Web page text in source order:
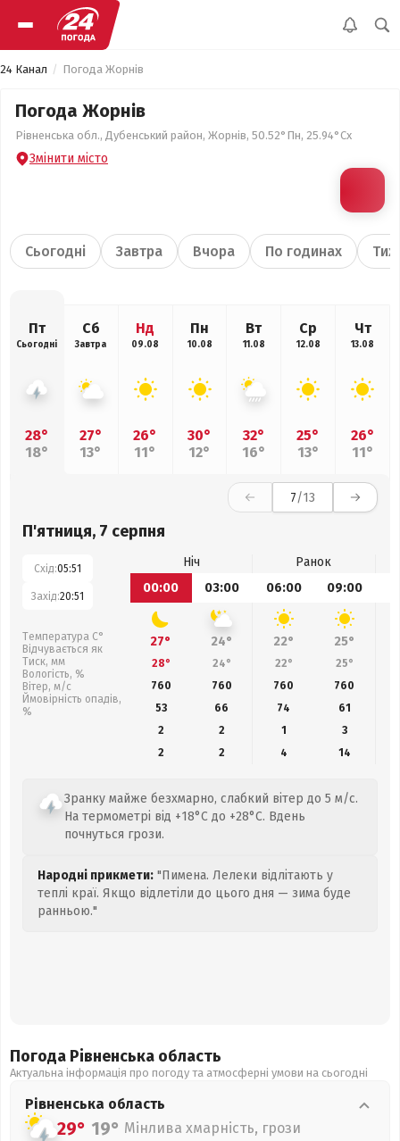
24 Канал Погода Жорнів
Погода Жорнів
Рівненська обл., Дубенський район, Жорнів, 50.52°Пн, 25.94°Сх
Змінити місто
Сьогодні Завтра Вчора По годинах
Пт
Сьогодні
28°
18°
Сб
Завтра
27°
13°
Нд
09.08
26°
11°
Пн
10.08
30°
12°
Вт
11.08
32°
16°
Ср
12.08
25°
13°
Чт
13.08
26°
11°
7/13
П'ятниця, 7 серпня
Схід:05:51
Захід:20:51
Температура С°
Відчувається як
Тиск, мм
Вологість, %
Вітер, м/с
Ймовірність опадів,
%
Ніч
Ранок
00:00
03:00 06:00 09:00
27° 24° 22° 25°
28° 24° 22° 25°
760
760 760 760
53
66 74 61
2
2 1
3
2
2 4 14
Зранку майже безхмарно, слабкий вітер до 5 м/с.
На термометрі від +18°C до +28°C. Вдень
почнуться грози.
Народні прикмети: "Пимена. Лелеки відлітають у
теплі краї. Якщо відлетіли до цього дня — зима буде
ранньою."
Погода Рівненська область
Актуальна інформація про погоду та атмосферні умови на сьогодні
Рівненська область
29° 19° Мінлива хмарність, грози